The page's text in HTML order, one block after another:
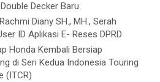
Decker Baru
Diany SH., MH., Serah
ID Aplikasi E- Reses DPRD
Honda Kembali Bersiap
di Seri Kedua Indonesia Touring
(ITCR)